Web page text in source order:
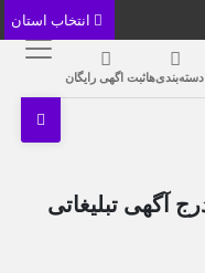
دسته‌بندی‌هاثبت اگهی رایگان